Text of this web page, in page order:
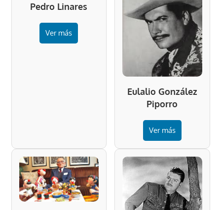
Pedro Linares
Ver más
Eulalio González
Piporro
Ver más